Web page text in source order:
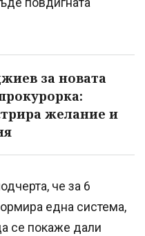
за новата
желание и
че за 6
една система,
се покаже дали